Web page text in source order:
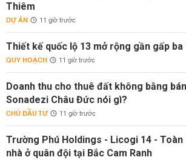
Thiêm
DỰ ÁN 11 giờ trước
Thiết kế quốc lộ 13 mở rộng gần gấp ba
QUY HOẠCH 11 giờ trước
Doanh thu cho thuê đất không bằng
Sonadezi Châu Đức nói gì?
CHỦ ĐẦU TƯ 11 giờ trước
Trường Phú Holdings - Licogi 14 - Toàn
nhà ở quân đội tại Bắc Cam Ranh